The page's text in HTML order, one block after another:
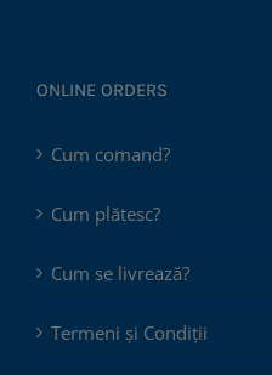
ONLINE ORDERS
Cum comand?
Cum plătesc?
Cum se livrează?
Termeni și Condiții